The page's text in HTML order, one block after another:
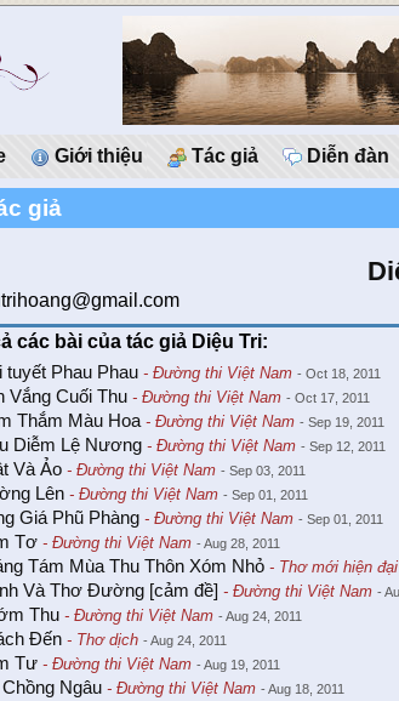
Giới thiệu Tác giả Diễn đàn
giả
các bài của tác giả Diệu Tri:
tuyết Phau Phau - Đường thi Việt Nam - Oct 18, 2011
Vắng Cuối Thu - Đường thi Việt Nam - Oct 17, 2011
Thắm Màu Hoa- Đường thi Việt Nam - Sep 19, 2011
Diễm Lệ Nương - Đường thi Việt Nam - Sep 12, 2011
Và Ảo - Đường thi Việt Nam - Sep 03, 2011
Lên - Đường thi Việt Nam - Sep 01, 2011
Giá Phũ Phàng - Đường thi Việt Nam - Sep 01, 2011
Tơ - Đường thi Việt Nam - Aug 28, 2011
Tám Mùa Thu Thôn Xóm Nhỏ - Thơ mới hiện
Và Thơ Đường [cảm đề] - Đường thi Việt Nam -
Thu - Đường thi Việt Nam - Aug 24, 2011
Đến - Thơ dịch - Aug 24, 2011
Tư - Đường thi Việt Nam - Aug 19, 2011
Ngâu - Đường thi Việt Nam - Aug 18, 2011